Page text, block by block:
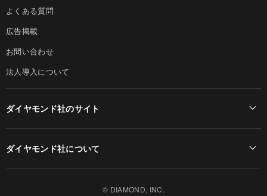
よくある質問
広告掲載
お問い合わせ
法人導入について
ダイヤモンド社のサイト
ダイヤモンド社について
© DIAMOND, INC.